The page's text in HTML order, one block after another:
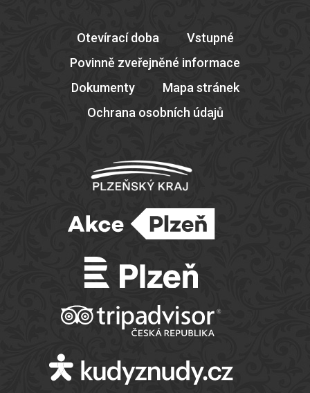
Otevírací doba
Vstupné
Povinně zveřejněné informace
Dokumenty
Mapa stránek
Ochrana osobních údajů